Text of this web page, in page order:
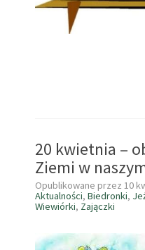
20 kwietnia –
Ziemi w
Opublikowane przez 10
Aktualności, Biedronki,
Wiewiórki, Zajączki